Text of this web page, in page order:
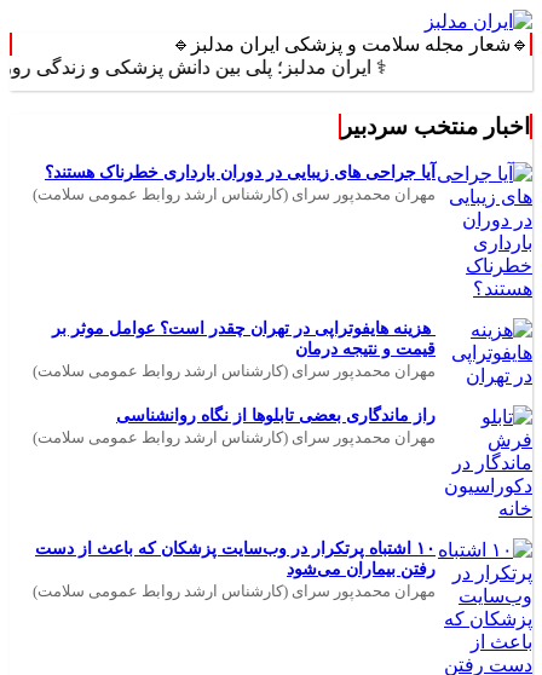
🔹شعار مجله سلامت و پزشکی ایران مدلبز🔹
⚕️ ایران مدلبز؛ پلی بین دانش پزشکی و زندگی روزمره ⚕️
اخبار منتخب سردبیر
آیا جراحی های زیبایی در دوران بارداری خطرناک هستند؟
مهران محمدپور سرای (کارشناس ارشد روابط عمومی سلامت)
هزینه هایفوتراپی در تهران چقدر است؟ عوامل موثر بر
قیمت و نتیجه درمان
مهران محمدپور سرای (کارشناس ارشد روابط عمومی سلامت)
راز ماندگاری بعضی تابلوها از نگاه روانشناسی
مهران محمدپور سرای (کارشناس ارشد روابط عمومی سلامت)
۱۰ اشتباه پرتکرار در وب‌سایت پزشکان که باعث از دست
رفتن بیماران می‌شود
مهران محمدپور سرای (کارشناس ارشد روابط عمومی سلامت)